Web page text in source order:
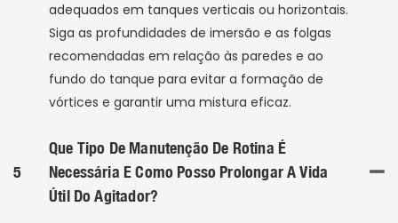
adequados em tanques verticais ou horizontais.
Siga as profundidades de imersão e as folgas
recomendadas em relação às paredes e ao
fundo do tanque para evitar a formação de
vórtices e garantir uma mistura eficaz.
5
Que Tipo De Manutenção De Rotina É
Necessária E Como Posso Prolongar A Vida
Útil Do Agitador?